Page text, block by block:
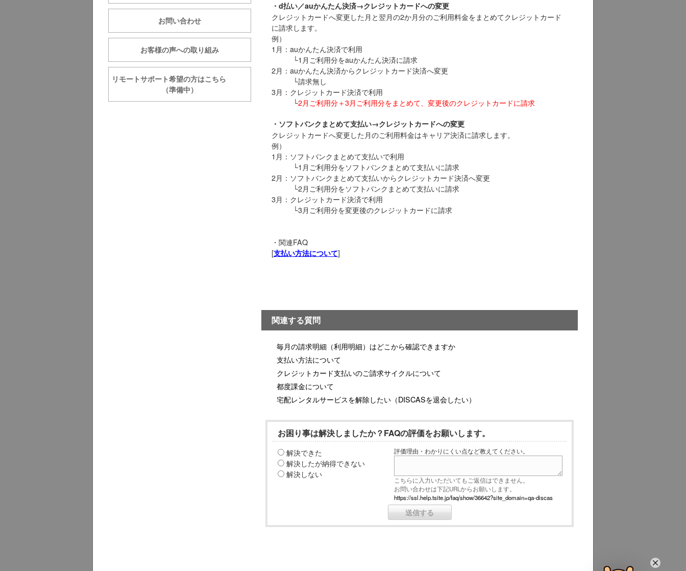
お問い合わせ
お客様の声への取り組み
リモートサポート希望の方はこちら
（準備中）
・d払い／auかんたん決済→クレジットカードへの変更
クレジットカードへ変更した月と翌月の2か月分のご利用料金をまとめてクレジットカード
に請求します。
例）
1月：auかんたん決済で利用
└1月ご利用分をauかんたん決済に請求
2月：auかんたん決済からクレジットカード決済へ変更
└請求無し
3月：クレジットカード決済で利用
└2月ご利用分＋3月ご利用分をまとめて、変更後のクレジットカードに請求
・ソフトバンクまとめて支払い→クレジットカードへの変更
クレジットカードへ変更した月のご利用料金はキャリア決済に請求します。
例）
1月：ソフトバンクまとめて支払いで利用
└1月ご利用分をソフトバンクまとめて支払いに請求
2月：ソフトバンクまとめて支払いからクレジットカード決済へ変更
└2月ご利用分をソフトバンクまとめて支払いに請求
3月：クレジットカード決済で利用
└3月ご利用分を変更後のクレジットカードに請求
・関連FAQ
[支払い方法について]
関連する質問
毎月の請求明細（利用明細）はどこから確認できますか
支払い方法について
クレジットカード支払いのご請求サイクルについて
都度課金について
宅配レンタルサービスを解除したい（DISCASを退会したい）
お困り事は解決しましたか？FAQの評価をお願いします。
解決できた
解決したが納得できない
解決しない
評価理由・わかりにくい点など教えてください。
こちらに入力いただいてもご返信はできません。
お問い合わせは下記URLからお願いします。
https://ssl.help.tsite.jp/faq/show/36642?site_domain=qa-discas